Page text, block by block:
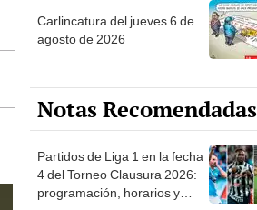
Carlincatura del jueves 6 de
agosto de 2026
Notas Recomendadas
Partidos de Liga 1 en la fecha
4 del Torneo Clausura 2026:
programación, horarios y